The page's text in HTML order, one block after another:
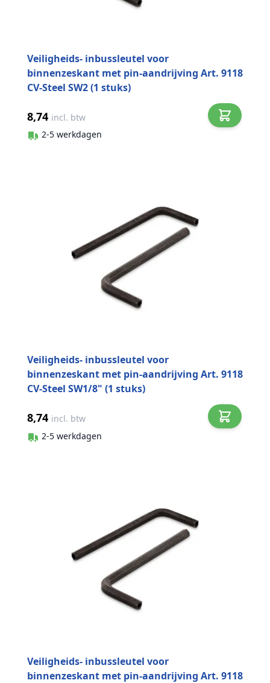
Veiligheids- inbussleutel voor
binnenzeskant met pin-aandrijving Art. 9118
CV-Steel SW2 (1 stuks)
8,74 incl. btw
2-5 werkdagen
Veiligheids- inbussleutel voor
binnenzeskant met pin-aandrijving Art. 9118
CV-Steel SW1/8" (1 stuks)
8,74 incl. btw
2-5 werkdagen
Veiligheids- inbussleutel voor
binnenzeskant met pin-aandrijving Art. 9118